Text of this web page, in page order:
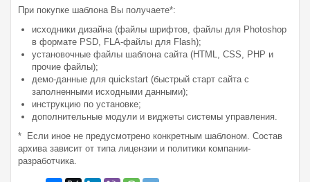
При покупке шаблона Вы получаете*:
исходники дизайна (файлы шрифтов, файлы для Photoshop
в формате PSD, FLA-файлы для Flash);
установочные файлы шаблона сайта (HTML, CSS, PHP и
прочие файлы);
демо-данные для quickstart (быстрый старт сайта с
заполненными исходными данными);
инструкцию по установке;
дополнительные модули и виджеты системы управления.
* Если иное не предусмотрено конкретным шаблоном. Состав
архива зависит от типа лицензии и политики компании-
разработчика.